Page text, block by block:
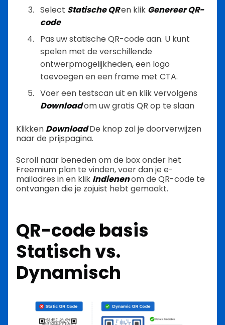
Select Statische QRen klik Genereer QR-
code
Pas uw statische QR-code aan. U kunt
spelen met de verschillende
ontwerpmogelijkheden, een logo
toevoegen en een frame met CTA.
Voer een testscan uit en klik vervolgens
Downloadom uw gratis QR op te slaan
Klikken DownloadDe knop zal je doorverwijzen
naar de prijspagina.
Scroll naar beneden om de box onder het
Freemium plan te vinden, voer dan je e-
mailadres in en klik Indienenom de QR-code te
ontvangen die je zojuist hebt gemaakt.
QR-code basis
Statisch vs.
Dynamisch